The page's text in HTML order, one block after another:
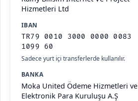
Hizmetleri Ltd
IBAN
TR79 0010 3000 0000 0083
1099 60
Sadece yurt içi transferlerde kullanılır.
BANKA
Moka United Ödeme Hizmetleri ve
Elektronik Para Kuruluşu A.Ş